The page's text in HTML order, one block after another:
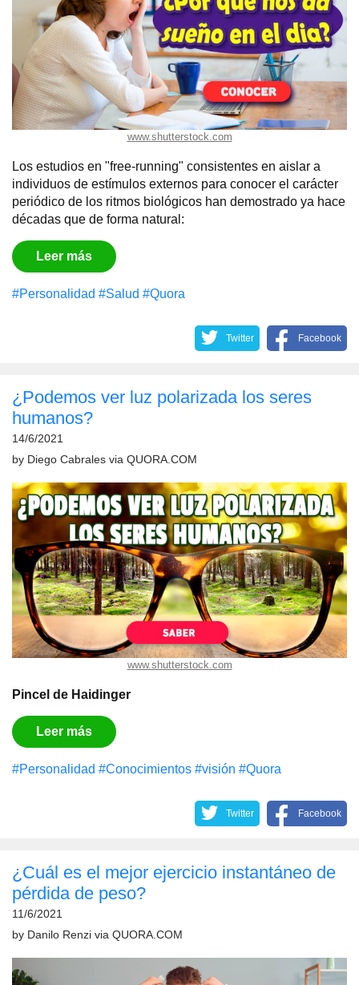
www.shutterstock.com
Los estudios en "free-running" consistentes en aislar a
individuos de estímulos externos para conocer el carácter
periódico de los ritmos biológicos han demostrado ya hace
décadas que de forma natural:
Leer más
#Personalidad #Salud #Quora
Twitter Facebook
¿Podemos ver luz polarizada los seres
humanos?
14/6/2021
by Diego Cabrales via QUORA.COM
www.shutterstock.com
Pincel de Haidinger
Leer más
#Personalidad #Conocimientos #visión #Quora
Twitter Facebook
¿Cuál es el mejor ejercicio instantáneo de
pérdida de peso?
11/6/2021
by Danilo Renzi via QUORA.COM